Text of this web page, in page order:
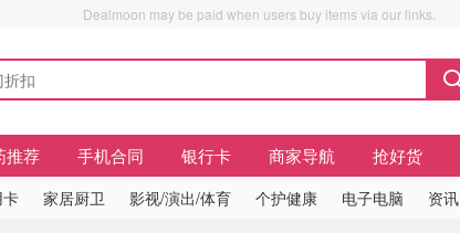
Dealmoon may be paid when users buy items via our links.
推荐 手机合同 银行卡 商家导航 抢好货
家居厨卫 影视/演出/体育 个护健康 电子电脑 资讯